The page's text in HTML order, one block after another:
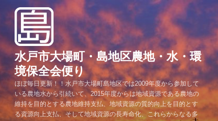
ン
ツ
ス
ッ
水戸市大場町・島地区農地・水・環
境保全会便り
ほぼ毎日更新！！水戸市大場町島地区では2009年度から参加して
いる農地水から引続いて、2015年度からは地域資源である農地の
維持を目的とする農地維持支払、地域資源の質的向上を目的とす
る資源向上支払、そして地域資源の長寿命化、これらからなる多